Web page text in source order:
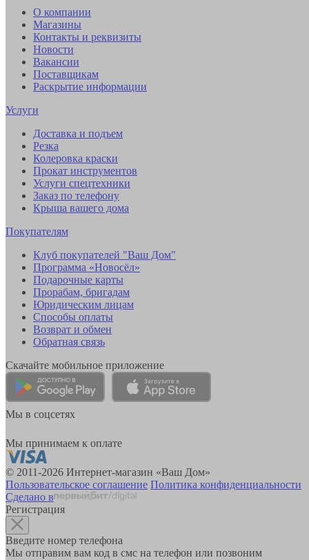
О компании
Магазины
Контакты и реквизиты
Новости
Вакансии
Поставщикам
Раскрытие информации
Услуги
Доставка и подъем
Резка
Колеровка краски
Прокат инструментов
Услуги спецтехники
Заказ по телефону
Крыша вашего дома
Покупателям
Клуб покупателей "Ваш Дом"
Программа «Новосёл»
Подарочные карты
Прорабам, бригадам
Юридическим лицам
Способы оплаты
Возврат и обмен
Обратная связь
Скачайте мобильное приложение
Мы в соцсетях
Мы принимаем к оплате
© 2011-2026 Интернет-магазин «Ваш Дом»
Пользовательское соглашение Политика конфиденциальности
Сделано в
Регистрация
Введите номер телефона
Мы отправим вам код в смс на телефон или позвоним